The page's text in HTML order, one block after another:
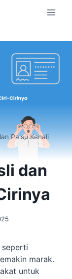
Palsu Kenali
dan
seperti
marak.
untuk